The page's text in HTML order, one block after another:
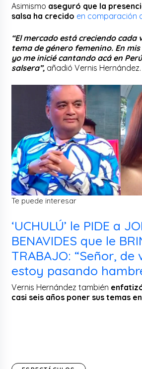
Asimismo aseguró que la
salsa ha crecido en comparación
“El mercado está creciendo cada
tema de género femenino. En
yo me inicié cantando acá en
salsera”, añadió Vernis Hernández.
Te puede interesar
‘UCHULÚ’ le PIDE a
BENAVIDES que le
TRABAJO: “Señor, de
estoy pasando
Vernis Hernández también
casi seis años poner sus temas